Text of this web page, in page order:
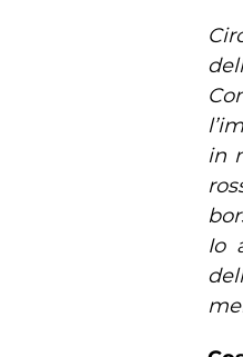
in
Io